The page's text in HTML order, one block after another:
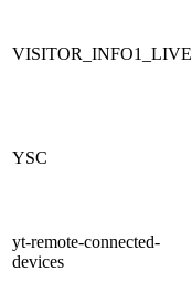
VISITOR_INFO1_LIVE
YSC
yt-remote-connected-
devices